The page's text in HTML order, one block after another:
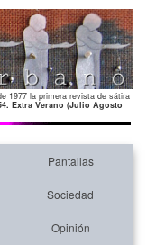
1977 la primera revista de sátira
Extra Verano (Julio Agosto
Pantallas
Sociedad
Opinión